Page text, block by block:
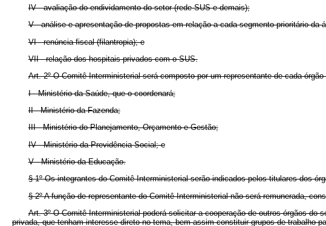
IV - avaliação do endividamento do setor (rede SUS e demais);
V - análise e apresentação de propostas em relação a cada segmento prioritário da
VI - renúncia fiscal (filantropia); e
VII - relação dos hospitais privados com o SUS.
Art. 2º O Comitê Interministerial será composto por um representante de cada
I - Ministério da Saúde, que o coordenará;
II - Ministério da Fazenda;
III - Ministério do Planejamento, Orçamento e Gestão;
IV - Ministério da Previdência Social; e
V - Ministério da Educação.
§ 1º Os integrantes do Comitê Interministerial serão indicados pelos titulares dos
§ 2º A função de representante do Comitê Interministerial não será remunerada,
Art. 3º O Comitê Interministerial poderá solicitar a cooperação de outros órgãos
privada, que tenham interesse direto no tema, bem assim constituir grupos de trabalho